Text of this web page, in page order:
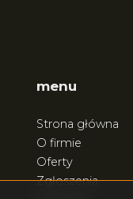
menu
Strona główna
O firmie
Oferty
Zgłoszenia